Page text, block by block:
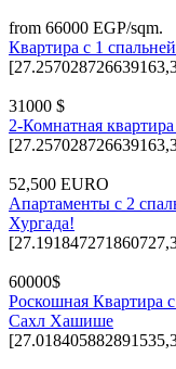
from 66000 EGP/sqm.
Квартира с 1
31000 $
2-Комнатная
52,500 EURO
Апартаменты с 2
Хургада!
60000$
Роскошная Квартира
Сахл Хашише